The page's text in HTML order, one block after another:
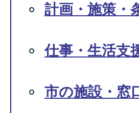
計画・施策・
仕事・生活支
市の施設・窓